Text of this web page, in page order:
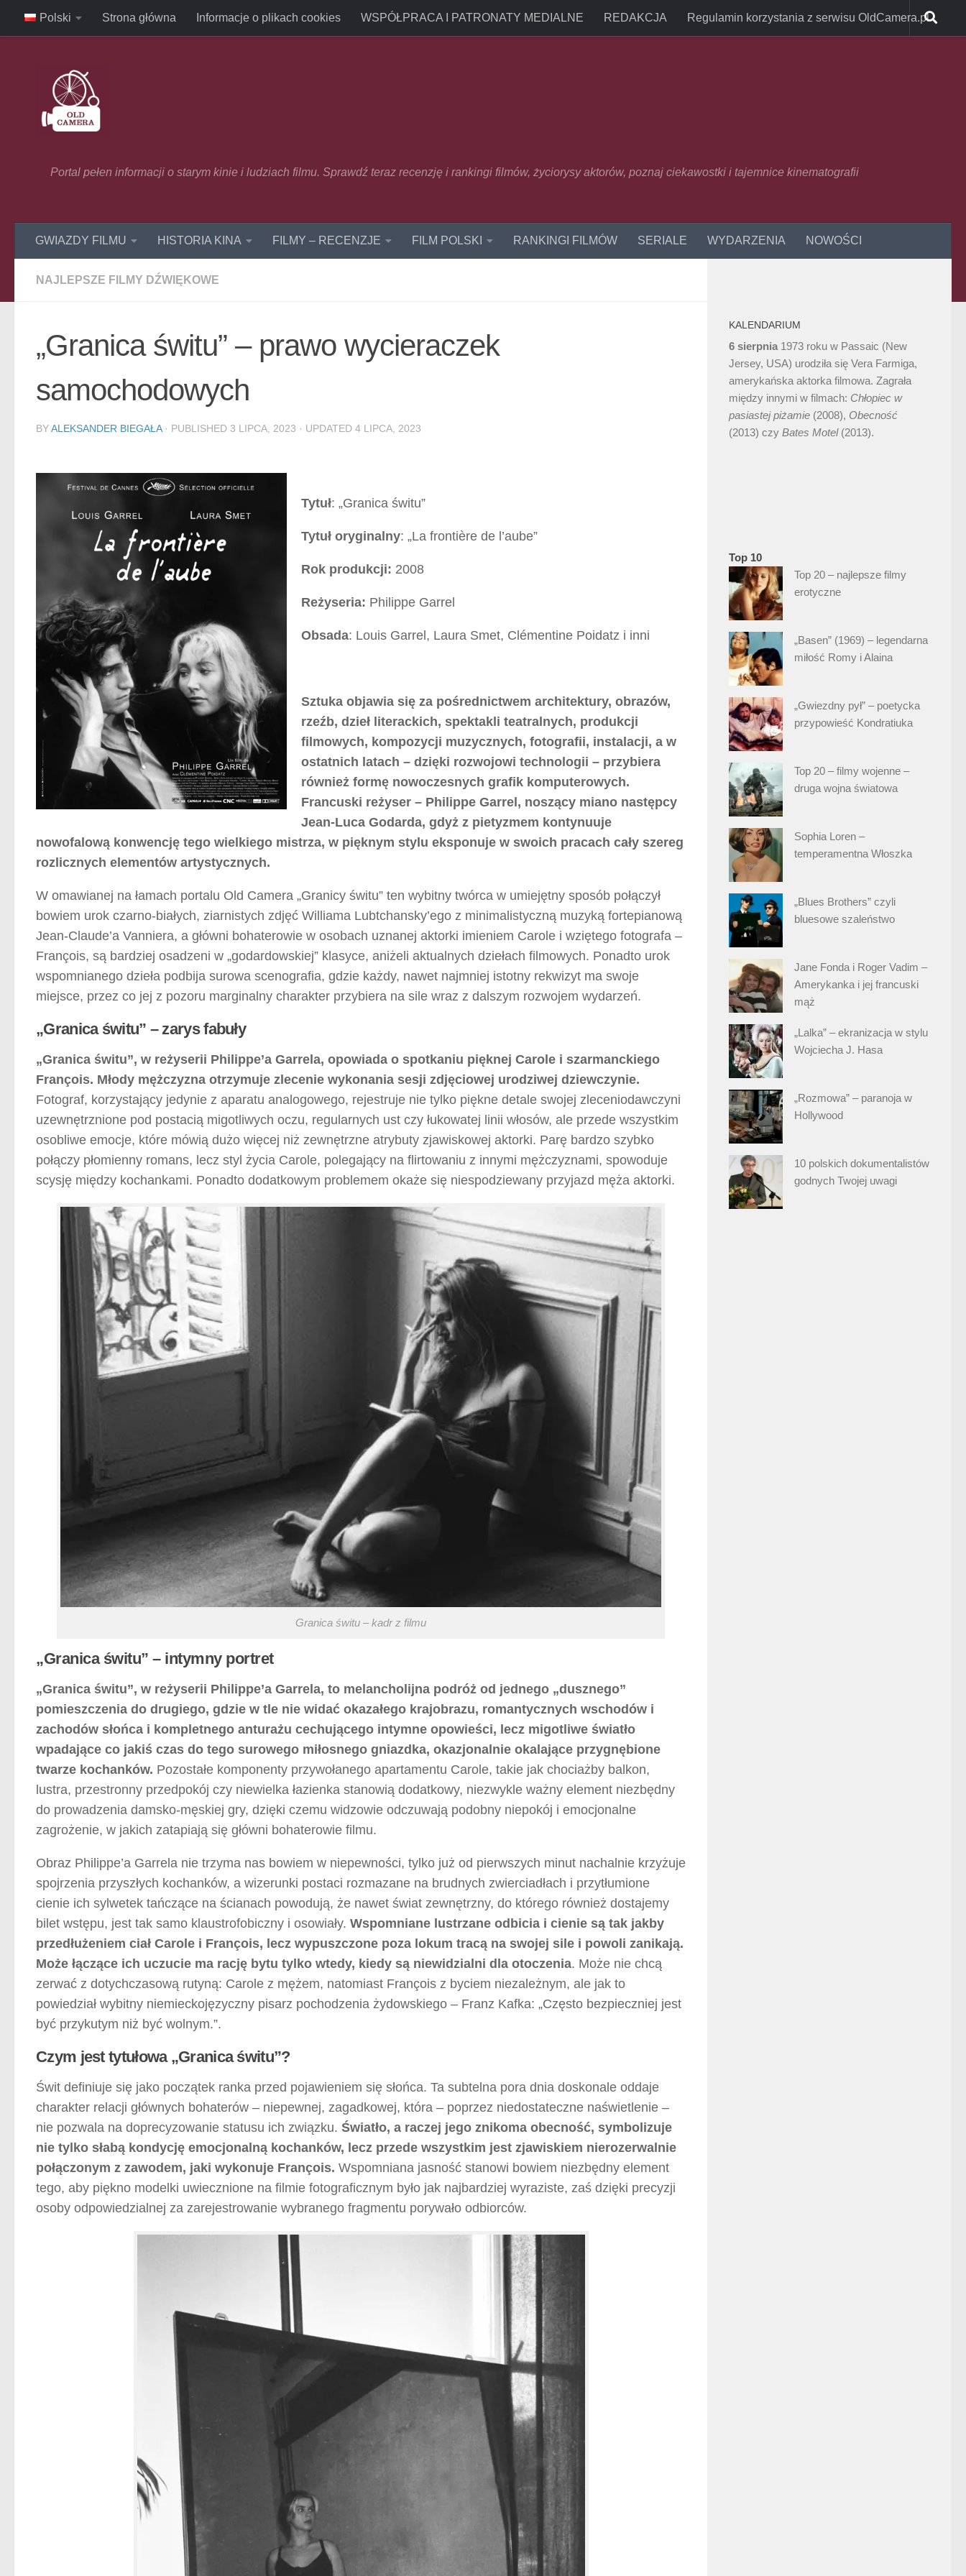
Skip to content
Polski Strona główna Informacje o plikach cookies WSPÓŁPRACA I PATRONATY MEDIALNE REDAKCJA Regulamin korzystania z serwisu OldCamera.pl
Portal pełen informacji o starym kinie i ludziach filmu. Sprawdź teraz recenzję i rankingi filmów, życiorysy aktorów, poznaj ciekawostki i tajemnice kinematografii
GWIAZDY FILMU HISTORIA KINA FILMY – RECENZJE FILM POLSKI RANKINGI FILMÓW SERIALE WYDARZENIA NOWOŚCI
NAJLEPSZE FILMY DŹWIĘKOWE
„Granica świtu” – prawo wycieraczek
samochodowych
BYALEKSANDER BIEGAŁA · PUBLISHED 3 LIPCA, 2023 · UPDATED 4 LIPCA, 2023
Tytuł: „Granica świtu”
Tytuł oryginalny: „La frontière de l’aube”
Rok produkcji: 2008
Reżyseria: Philippe Garrel
Obsada: Louis Garrel, Laura Smet, Clémentine Poidatz i inni
Sztuka objawia się za pośrednictwem architektury, obrazów,
rzeźb, dzieł literackich, spektakli teatralnych, produkcji
filmowych, kompozycji muzycznych, fotografii, instalacji, a w
ostatnich latach – dzięki rozwojowi technologii – przybiera
również formę nowoczesnych grafik komputerowych.
Francuski reżyser – Philippe Garrel, noszący miano następcy
Jean-Luca Godarda, gdyż z pietyzmem kontynuuje
nowofalową konwencję tego wielkiego mistrza, w pięknym stylu eksponuje w swoich pracach cały szereg
rozlicznych elementów artystycznych.
W omawianej na łamach portalu Old Camera „Granicy świtu” ten wybitny twórca w umiejętny sposób połączył
bowiem urok czarno-białych, ziarnistych zdjęć Williama Lubtchansky’ego z minimalistyczną muzyką fortepianową
Jean-Claude’a Vanniera, a główni bohaterowie w osobach uznanej aktorki imieniem Carole i wziętego fotografa –
François, są bardziej osadzeni w „godardowskiej” klasyce, aniżeli aktualnych dziełach filmowych. Ponadto urok
wspomnianego dzieła podbija surowa scenografia, gdzie każdy, nawet najmniej istotny rekwizyt ma swoje
miejsce, przez co jej z pozoru marginalny charakter przybiera na sile wraz z dalszym rozwojem wydarzeń.
„Granica świtu” – zarys fabuły
„Granica świtu”, w reżyserii Philippe’a Garrela, opowiada o spotkaniu pięknej Carole i szarmanckiego
François. Młody mężczyzna otrzymuje zlecenie wykonania sesji zdjęciowej urodziwej dziewczynie.
Fotograf, korzystający jedynie z aparatu analogowego, rejestruje nie tylko piękne detale swojej zleceniodawczyni
uzewnętrznione pod postacią migotliwych oczu, regularnych ust czy łukowatej linii włosów, ale przede wszystkim
osobliwe emocje, które mówią dużo więcej niż zewnętrzne atrybuty zjawiskowej aktorki. Parę bardzo szybko
połączy płomienny romans, lecz styl życia Carole, polegający na flirtowaniu z innymi mężczyznami, spowoduje
scysję między kochankami. Ponadto dodatkowym problemem okaże się niespodziewany przyjazd męża aktorki.
Granica świtu – kadr z filmu
„Granica świtu” – intymny portret
„Granica świtu”, w reżyserii Philippe’a Garrela, to melancholijna podróż od jednego „dusznego”
pomieszczenia do drugiego, gdzie w tle nie widać okazałego krajobrazu, romantycznych wschodów i
zachodów słońca i kompletnego anturażu cechującego intymne opowieści, lecz migotliwe światło
wpadające co jakiś czas do tego surowego miłosnego gniazdka, okazjonalnie okalające przygnębione
twarze kochanków. Pozostałe komponenty przywołanego apartamentu Carole, takie jak chociażby balkon,
lustra, przestronny przedpokój czy niewielka łazienka stanowią dodatkowy, niezwykle ważny element niezbędny
do prowadzenia damsko-męskiej gry, dzięki czemu widzowie odczuwają podobny niepokój i emocjonalne
zagrożenie, w jakich zatapiają się główni bohaterowie filmu.
Obraz Philippe’a Garrela nie trzyma nas bowiem w niepewności, tylko już od pierwszych minut nachalnie krzyżuje
spojrzenia przyszłych kochanków, a wizerunki postaci rozmazane na brudnych zwierciadłach i przytłumione
cienie ich sylwetek tańczące na ścianach powodują, że nawet świat zewnętrzny, do którego również dostajemy
bilet wstępu, jest tak samo klaustrofobiczny i osowiały. Wspomniane lustrzane odbicia i cienie są tak jakby
przedłużeniem ciał Carole i François, lecz wypuszczone poza lokum tracą na swojej sile i powoli zanikają.
Może łączące ich uczucie ma rację bytu tylko wtedy, kiedy są niewidzialni dla otoczenia. Może nie chcą
zerwać z dotychczasową rutyną: Carole z mężem, natomiast François z byciem niezależnym, ale jak to
powiedział wybitny niemieckojęzyczny pisarz pochodzenia żydowskiego – Franz Kafka: „Często bezpieczniej jest
być przykutym niż być wolnym.”.
Czym jest tytułowa „Granica świtu”?
Świt definiuje się jako początek ranka przed pojawieniem się słońca. Ta subtelna pora dnia doskonale oddaje
charakter relacji głównych bohaterów – niepewnej, zagadkowej, która – poprzez niedostateczne naświetlenie –
nie pozwala na doprecyzowanie statusu ich związku. Światło, a raczej jego znikoma obecność, symbolizuje
nie tylko słabą kondycję emocjonalną kochanków, lecz przede wszystkim jest zjawiskiem nierozerwalnie
połączonym z zawodem, jaki wykonuje François. Wspomniana jasność stanowi bowiem niezbędny element
tego, aby piękno modelki uwiecznione na filmie fotograficznym było jak najbardziej wyraziste, zaś dzięki precyzji
osoby odpowiedzialnej za zarejestrowanie wybranego fragmentu porywało odbiorców.
KALENDARIUM
6 sierpnia 1973 roku w Passaic (New
Jersey, USA) urodziła się Vera Farmiga,
amerykańska aktorka filmowa. Zagrała
między innymi w filmach: Chłopiec w
pasiastej piżamie (2008), Obecność
(2013) czy Bates Motel(2013).
Top 10
Top 20 – najlepsze filmy
erotyczne
„Basen” (1969) – legendarna
miłość Romy i Alaina
„Gwiezdny pył” – poetycka
przypowieść Kondratiuka
Top 20 – filmy wojenne –
druga wojna światowa
Sophia Loren –
temperamentna Włoszka
„Blues Brothers” czyli
bluesowe szaleństwo
Jane Fonda i Roger Vadim –
Amerykanka i jej francuski
mąż
„Lalka” – ekranizacja w stylu
Wojciecha J. Hasa
„Rozmowa” – paranoja w
Hollywood
10 polskich dokumentalistów
godnych Twojej uwagi